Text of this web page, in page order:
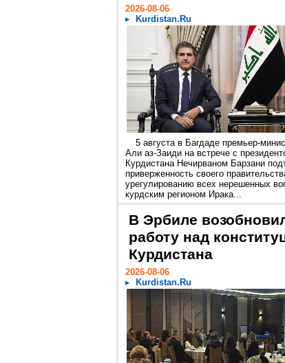
2026-08-06
Kurdistan.Ru
5 августа в Багдаде премьер-
Али аз-Заиди на встрече с
Курдистана Нечирваном Барзани
приверженность своего
урегулированию всех нерешенных
курдским регионом Ирака...
В Эрбиле
работу над
Курдистана
2026-08-06
Kurdistan.Ru